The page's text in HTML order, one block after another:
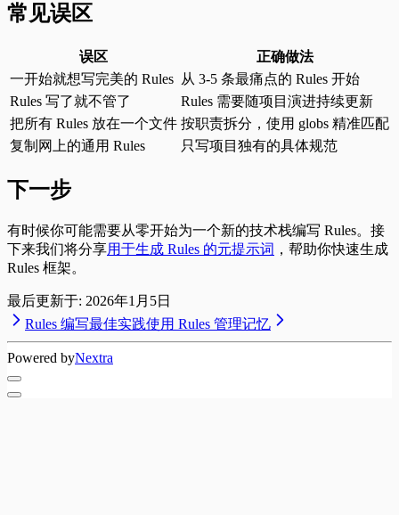
常见误区
误区
正确做法
一开始就想写完美的 Rules 从 3-5 条最痛点的 Rules 开始
Rules 写了就不管了
Rules 需要随项目演进持续更新
把所有 Rules 放在一个文件 按职责拆分，使用 globs 精准匹配
复制网上的通用 Rules
只写项目独有的具体规范
下一步
有时候你可能需要从零开始为一个新的技术栈编写 Rules。接
下来我们将分享用于生成 Rules 的元提示词 ，帮助你快速生成
Rules 框架。
最后更新于: 2026年1月5日
Rules 编写最佳实践使用 Rules 管理记忆
Powered byNextra